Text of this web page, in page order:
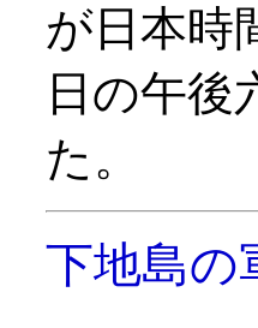
が日本時
日の午
た。
下地島の